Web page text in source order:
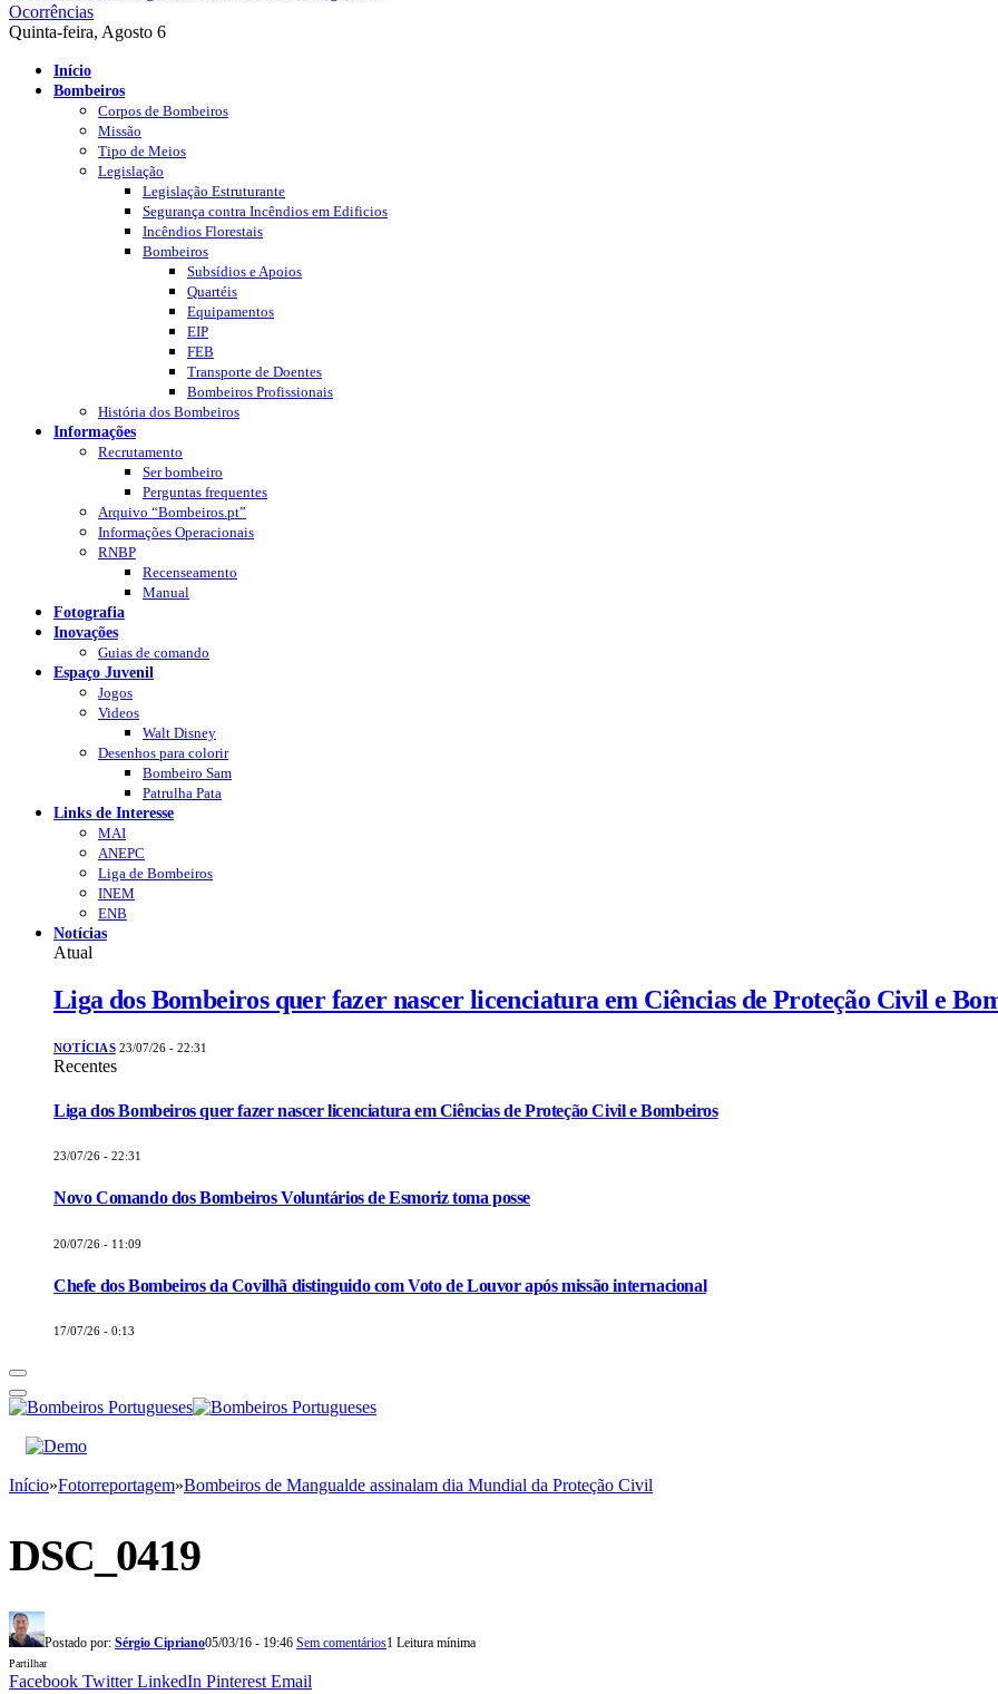
Ocorrências
Quinta-feira, Agosto 6
Início
Bombeiros
Corpos de Bombeiros
Missão
Tipo de Meios
Legislação
Legislação Estruturante
Segurança contra Incêndios em Edificios
Incêndios Florestais
Bombeiros
Subsídios e Apoios
Quartéis
Equipamentos
EIP
FEB
Transporte de Doentes
Bombeiros Profissionais
História dos Bombeiros
Informações
Recrutamento
Ser bombeiro
Perguntas frequentes
Arquivo “Bombeiros.pt”
Informações Operacionais
RNBP
Recenseamento
Manual
Fotografia
Inovações
Guias de comando
Espaço Juvenil
Jogos
Videos
Walt Disney
Desenhos para colorir
Bombeiro Sam
Patrulha Pata
Links de Interesse
MAI
ANEPC
Liga de Bombeiros
INEM
ENB
Notícias
Atual
Liga dos Bombeiros quer fazer nascer licenciatura em Ciências de Proteção Civil e
NOTÍCIAS 23/07/26 - 22:31
Recentes
Liga dos Bombeiros quer fazer nascer licenciatura em Ciências de Proteção Civil e Bombeiros
23/07/26 - 22:31
Novo Comando dos Bombeiros Voluntários de Esmoriz toma posse
20/07/26 - 11:09
Chefe dos Bombeiros da Covilhã distinguido com Voto de Louvor após missão internacional
17/07/26 - 0:13
Início»Fotorreportagem»Bombeiros de Mangualde assinalam dia Mundial da Proteção Civil
DSC_0419
Postado por: Sérgio Cipriano05/03/16 - 19:46 Sem comentários1 Leitura mínima
Partilhar
Facebook Twitter LinkedIn Pinterest Email